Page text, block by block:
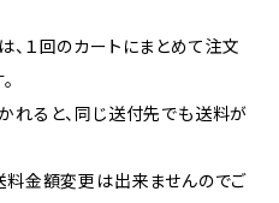
、１回のカートにまとめて注文
れると、同じ送付先でも送料が
料金額変更は出来ませんのでご